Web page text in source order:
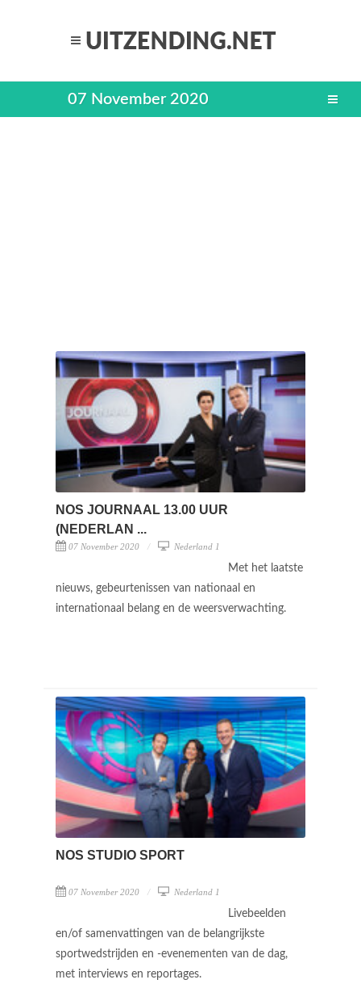
07 November 2020
NOS JOURNAAL 13.00 UUR
(NEDERLAN ...
07 November 2020 Nederland 1
Met het laatste
nieuws, gebeurtenissen van nationaal en
internationaal belang en de weersverwachting.
NOS STUDIO SPORT
07 November 2020 Nederland 1
Livebeelden
en/of samenvattingen van de belangrijkste
sportwedstrijden en -evenementen van de dag,
met interviews en reportages.